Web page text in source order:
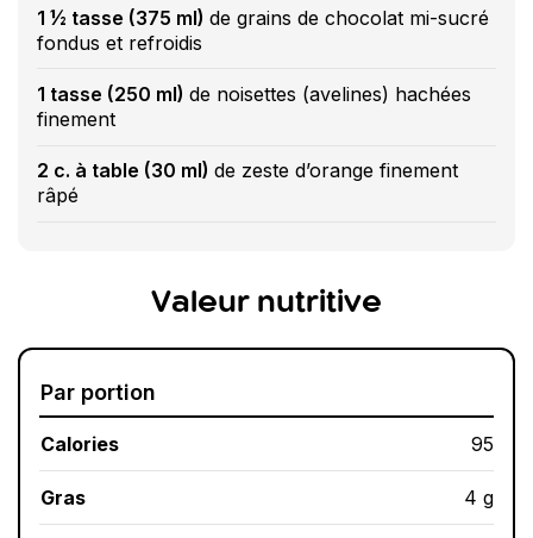
1 ½ tasse (375 ml) de grains de chocolat mi-sucré
fondus et refroidis
1 tasse (250 ml) de noisettes (avelines) hachées
finement
2 c. à table (30 ml) de zeste d’orange finement
râpé
Valeur nutritive
Par portion
Calories 95
Gras 4 g